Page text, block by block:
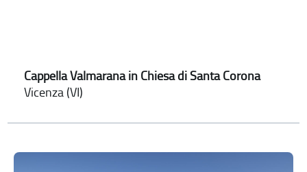
Cappella Valmarana in Chiesa di Santa Corona
Vicenza (VI)